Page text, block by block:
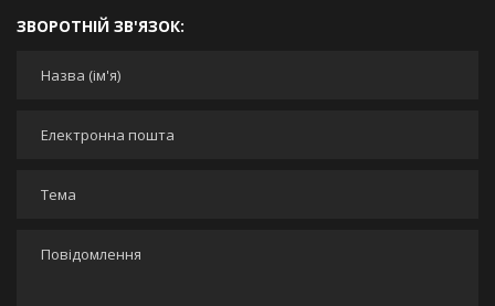
ЗВОРОТНІЙ ЗВ'ЯЗОК: